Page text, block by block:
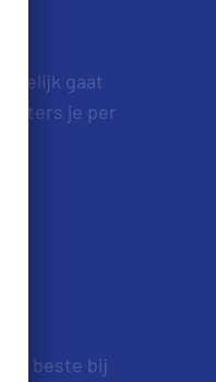
gaat
je per
beste bij